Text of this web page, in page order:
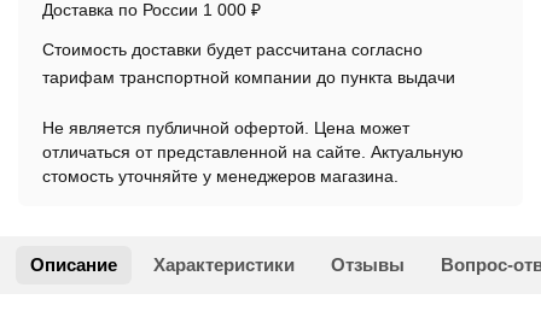
Доставка по России 1 000 ₽
Стоимость доставки будет рассчитана согласно
тарифам транспортной компании до пункта выдачи
Не является публичной офертой. Цена может
отличаться от представленной на сайте. Актуальную
стомость уточняйте у менеджеров магазина.
Описание Характеристики Отзывы Вопрос-